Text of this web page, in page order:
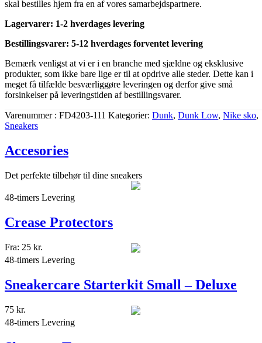
skal bestilles hjem fra en af vores samarbejdspartnere.
Lagervarer: 1-2 hverdages levering
Bestillingsvarer: 5-12 hverdages forventet levering
Bemærk venligst at vi er i en branche med sjældne og eksklusive
produkter, som ikke bare lige er til at opdrive alle steder. Dette kan i
meget få tilfælde besværliggøre leveringen og derfor give små
forsinkelser på leveringstiden af bestillingsvarer.
Varenummer FD4203-111 Kategorier Dunk, Dunk Low, Nike sko,
Sneakers
Accesories
Det perfekte tilbehør til dine sneakers
48-timers Levering
Crease Protectors
Fra: 25 kr.
48-timers Levering
Sneakercare Starterkit Small – Deluxe
75 kr.
48-timers Levering